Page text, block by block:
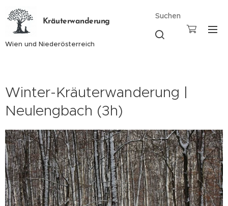
Kräuterwanderung
Wien und Niederösterreich
Suchen
Winter-Kräuterwanderung |
Neulengbach (3h)